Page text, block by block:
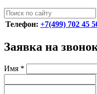
Телефон: +7(499) 702 45
Заявка на
Имя *